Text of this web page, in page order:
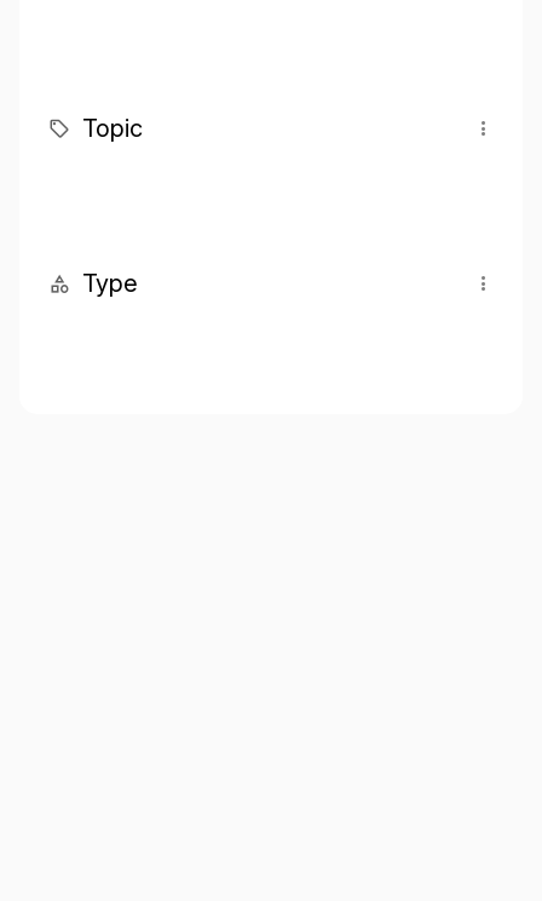
Topic
Type